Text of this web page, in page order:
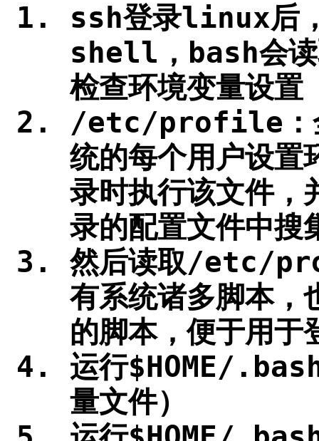
ssh登录linux后
shell，bash会读
检查环境变量设置
/etc/profile：全
统的每个用户设置
录时执行该文
录的配置文件中
然后读取/etc/
有系统诸多脚本，
的脚本，便于用于
运行$HOME/
量文件）